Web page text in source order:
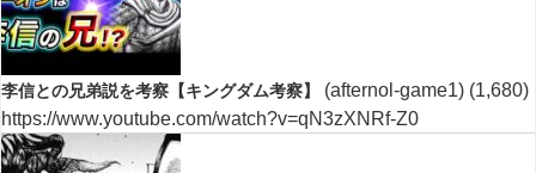
李信との兄弟説を考察【キングダム考察】 (afternol-game1) (1,680)
https://www.youtube.com/watch?v=qN3zXNRf-Z0